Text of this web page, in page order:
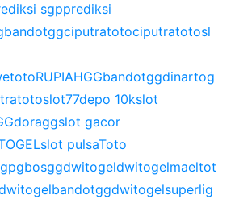
sgpprediksi
bandotggciputratotociputratotosl
RUPIAHGGbandotggdinartog
slot77depo 10kslot
doraggslot gacor
slot pulsaToto
bosggdwitogeldwitogelmaeltot
bandotggdwitogelsuperlig